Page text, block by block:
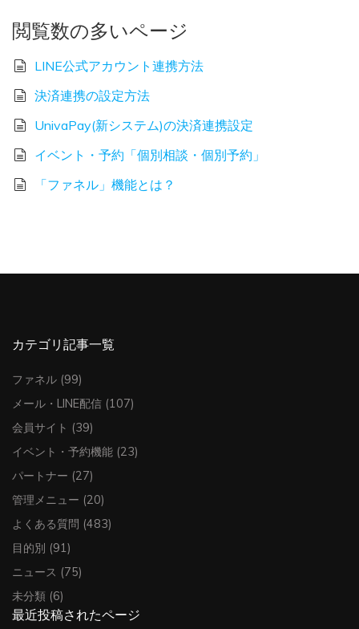
閲覧数の多いページ
LINE公式アカウント連携方法
決済連携の設定方法
UnivaPay(新システム)の決済連携設定
イベント・予約「個別相談・個別予約」
「ファネル」機能とは？
カテゴリ記事一覧
ファネル (99)
メール・LINE配信 (107)
会員サイト (39)
イベント・予約機能 (23)
パートナー (27)
管理メニュー (20)
よくある質問 (483)
目的別 (91)
ニュース (75)
未分類 (6)
最近投稿されたページ